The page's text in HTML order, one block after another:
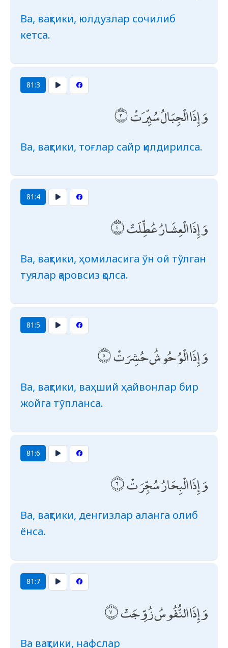
Ва, вақтики, юлдузлар сочилиб
кетса.
81:3
وَإِذَا الْجِبَالُ سُيِّرَتْ
Ва, вақтики, тоғлар сайр қилдирилса.
81:4
وَإِذَا الْعِشَارُ عُطِّلَتْ
Ва, вақтики, ҳомиласига ўн ой тўлган
туялар қаровсиз қолса.
81:5
وَإِذَا الْوُحُوشُ حُشِرَتْ
Ва, вақтики, ваҳший ҳайвонлар бир
жойга тўпланса.
81:6
وَإِذَا الْبِحَارُ سُجِّرَتْ
Ва, вақтики, денгизлар аланга олиб
ёнса.
81:7
وَإِذَا النُّفُوسُ زُوِّجَتْ
Ва вақтики, нафслар